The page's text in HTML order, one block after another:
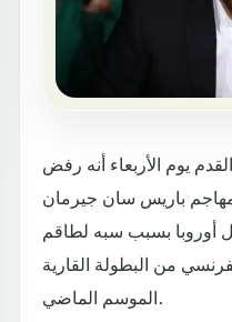
يوم الأربعاء أنه رفض
باريس سان جيرمان
أوروبا بسبب سبه لطاقم
من البطولة القارية
الموسم الماضي.